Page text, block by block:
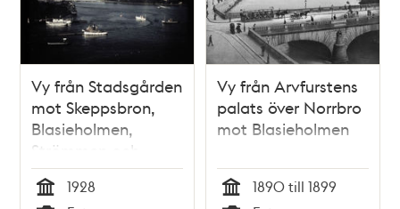
Vy från Stadsgården
mot Skeppsbron,
Blasieholmen,
Strömmen och
Skeppsholmen
1928
Vy från Arvfurstens
palats över Norrbro
mot Blasieholmen
1890 till 1899